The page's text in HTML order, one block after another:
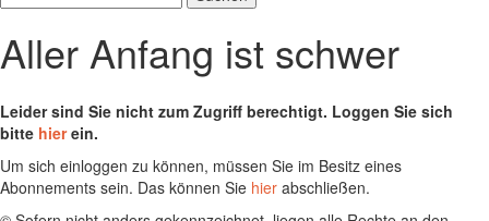
nach:
Aller Anfang ist schwer
Leider sind Sie nicht zum Zugriff berechtigt. Loggen Sie sich
bitte hierein.
Um sich einloggen zu können, müssen Sie im Besitz eines
Abonnements sein. Das können Sie hier abschließen.